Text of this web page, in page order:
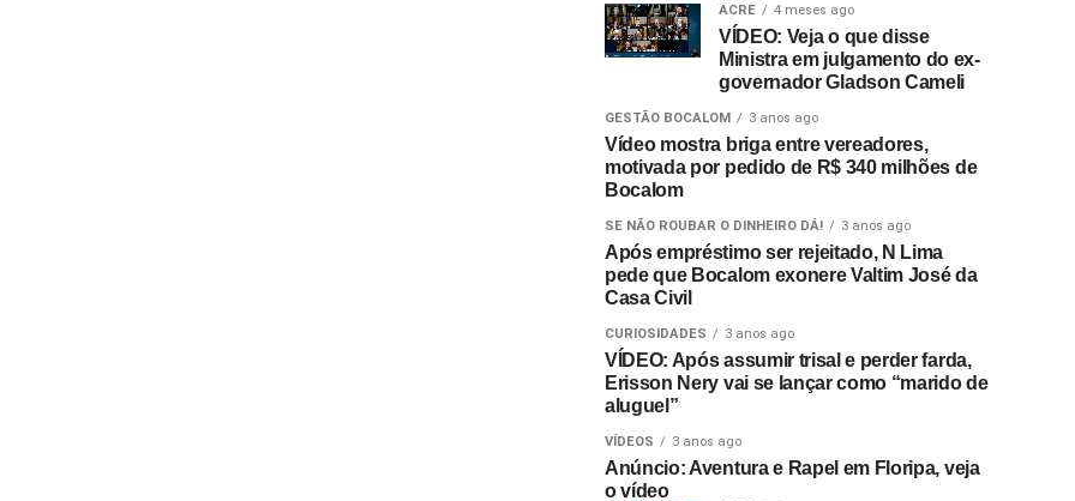
ACRE 4 meses ago
VÍDEO: Veja o que disse
Ministra em julgamento do ex-
governador Gladson Cameli
GESTÃO BOCALOM 3 anos ago
Vídeo mostra briga entre vereadores,
motivada por pedido de R$ 340 milhões de
Bocalom
SE NÃO ROUBAR O DINHEIRO DÁ! 3 anos ago
Após empréstimo ser rejeitado, N Lima
pede que Bocalom exonere Valtim José da
Casa Civil
CURIOSIDADES 3 anos ago
VÍDEO: Após assumir trisal e perder farda,
Erisson Nery vai se lançar como “marido de
aluguel”
VÍDEOS 3 anos ago
Anúncio: Aventura e Rapel em Floripa, veja
o vídeo